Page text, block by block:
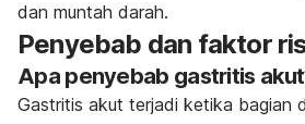
dan muntah darah.
Penyebab dan faktor
Apa penyebab gastritis
Gastritis akut terjadi ketika bagian